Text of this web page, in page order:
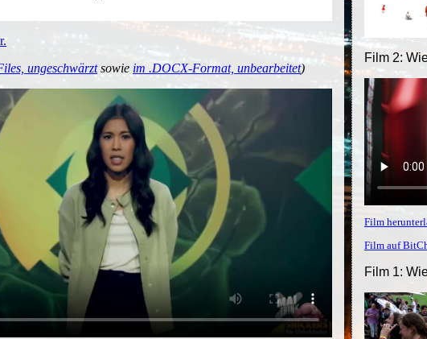
Film 2:
Film
Film auf
Film 1:
ungeschwärztsowie im .DOCX-Format, unbearbeitet)